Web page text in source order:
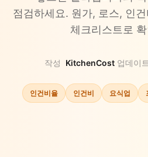
점검하세요. 원가, 로스, 인
체크리스트로
작성 KitchenCost· 업데이트
인건비율 인건비 요식업